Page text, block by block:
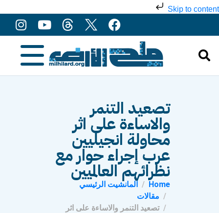
Skip to content
تصعيد التنمر
والاساءة على اثر
محاولة انجيليين
عرب إجراء حوار مع
نظرائهم العالميين
Home
المانشيت الرئيسي
مقالات
تصعيد التنمر والاساءة على اثر